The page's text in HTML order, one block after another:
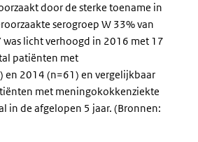
door de sterke toename in
serogroep W 33% van
licht verhoogd in 2016 met 17
patiënten met
en 2014 (n=61) en vergelijkbaar
met meningokokkenziekte
in de afgelopen 5 jaar. (Bronnen: